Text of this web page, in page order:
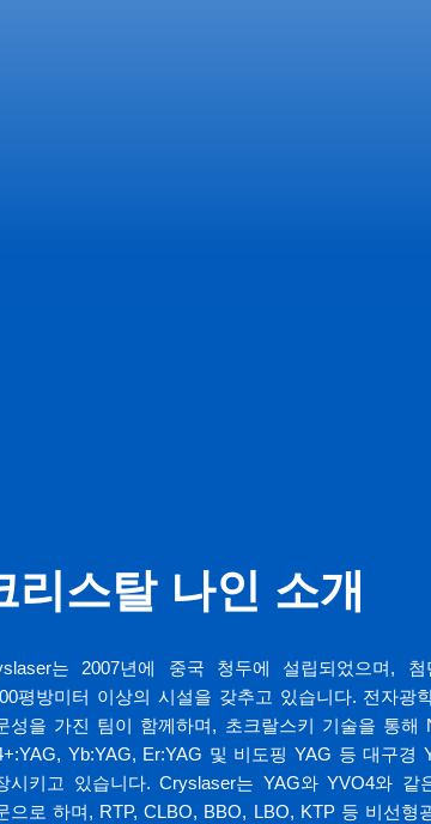
리스탈 나인 소개
는 2007년에 중국 청두에 설립되었으며, 첨
평방미터 이상의 시설을 갖추고 있습니다. 전자광
성을 가진 팀이 함께하며, 초크랄스키 기술을 통해
Yb:YAG, Er:YAG 및 비도핑 YAG 등 대구경
시키고 있습니다. Cryslaser는 YAG와 YVO4와 같
으로 하며, RTP, CLBO, BBO, LBO, KTP 등 비선형